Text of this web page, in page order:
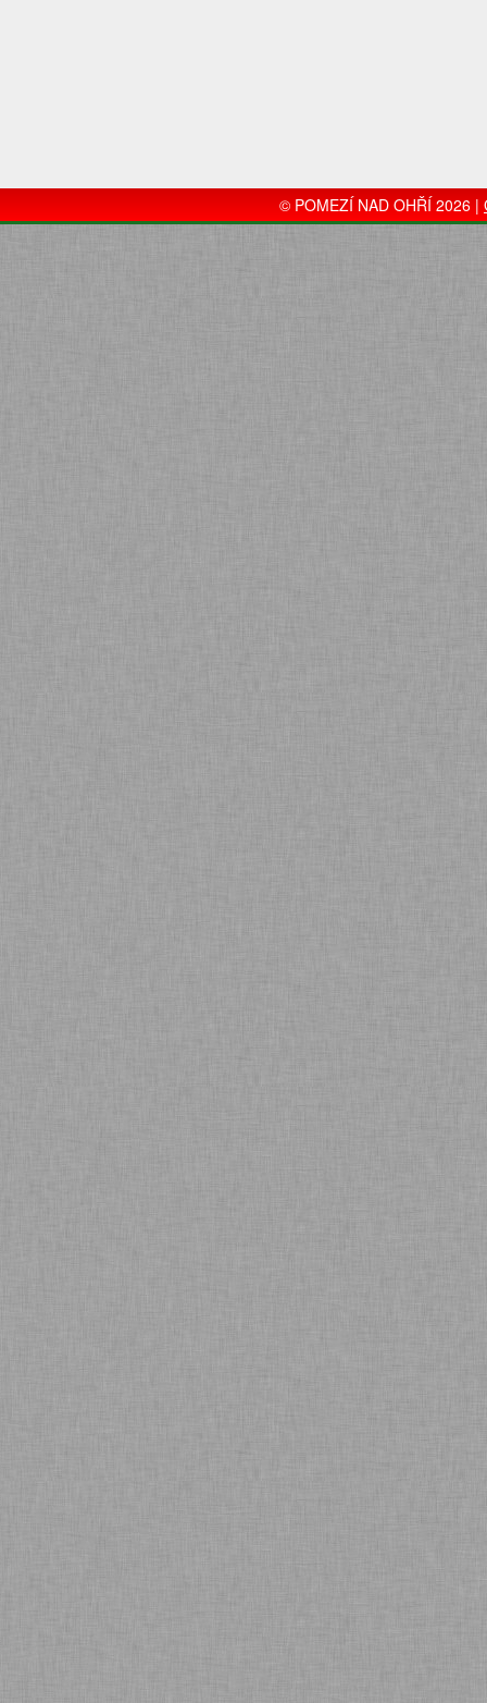
© POMEZÍ NAD OHŘÍ 2026 |